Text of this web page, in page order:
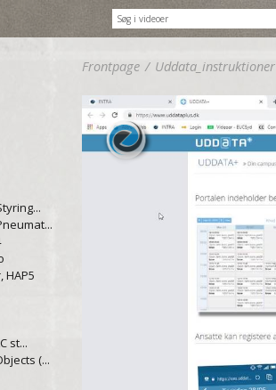
Frontpage / Uddata_instruktioner
st...
(...